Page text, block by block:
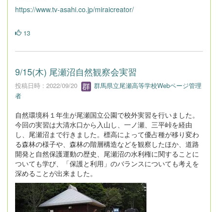
https://www.tv-asahi.co.jp/miraicreator/
13
9/15(木) 尾瀬沼自然観察会実習
投稿日時 : 2022/09/20
群馬県立尾瀬高等学校Webページ管理
者
自然環境科１年生が尾瀬国立公園で校外実習を行いました。
今回の実習は大清水口から入山し、一ノ瀬、三平峠を経由
し、尾瀬沼まで行きました。標高によって優占種が移り変わ
る森林の様子や、森林の階層構造などを観察したほか、道路
開発と自然保護運動の歴史、尾瀬沼の水利権に関することに
ついても学び、「保護と利用」のバランスについても考えを
深めることが出来ました。